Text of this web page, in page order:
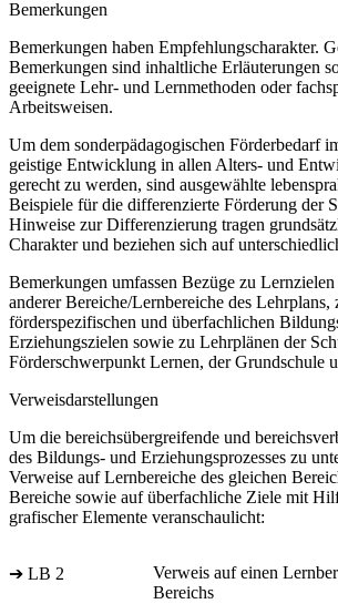
Bemerkungen
Bemerkungen haben Empfehlungscharakter.
Bemerkungen sind inhaltliche Erläuterungen
geeignete Lehr- und Lernmethoden oder
Arbeitsweisen.
Um dem sonderpädagogischen Förderbedarf
geistige Entwicklung in allen Alters- und
gerecht zu werden, sind ausgewählte
Beispiele für die differenzierte Förderung der
Hinweise zur Differenzierung tragen
Charakter und beziehen sich auf
Bemerkungen umfassen Bezüge zu
anderer Bereiche/Lernbereiche des Lehrplans,
förderspezifischen und überfachlichen
Erziehungszielen sowie zu Lehrplänen der
Förderschwerpunkt Lernen, der Grundschule
Verweisdarstellungen
Um die bereichsübergreifende und
des Bildungs- und Erziehungsprozesses zu
Verweise auf Lernbereiche des gleichen
Bereiche sowie auf überfachliche Ziele mit
grafischer Elemente veranschaulicht:
➔ LB 2
Verweis auf einen
Bereichs